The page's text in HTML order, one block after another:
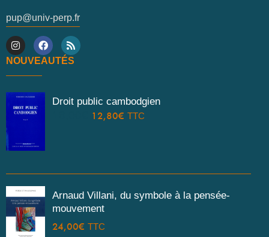
pup@univ-perp.fr
NOUVEAUTÉS
Droit public cambodgien
12,80€ TTC
Arnaud Villani, du symbole à la pensée-
mouvement
24,00€ TTC